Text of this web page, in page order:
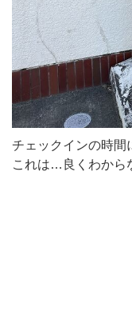
チェックインの時間
これは…良くわから